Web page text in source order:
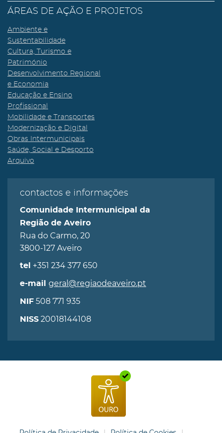
ÁREAS DE AÇÃO E PROJETOS
Ambiente e
Sustentabilidade
Cultura, Turismo e
Património
Desenvolvimento Regional
e Economia
Educação e Ensino
Profissional
Mobilidade e Transportes
Modernização e Digital
Obras Intermunicipais
Saúde, Social e Desporto
Arquivo
contactos e informações
Comunidade Intermunicipal da
Região de Aveiro
Rua do Carmo, 20
3800-127 Aveiro
tel +351 234 377 650
e-mail geral@regiaodeaveiro.pt
NIF 508 771 935
NISS 20018144108